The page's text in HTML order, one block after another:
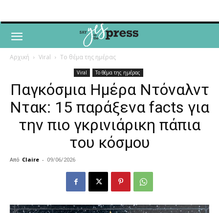
Αρχική Viral Το θέμα της ημέρας
Viral Το θέμα της ημέρας
Παγκόσμια Ημέρα Ντόναλντ
Ντακ: 15 παράξενα facts για
την πιο γκρινιάρικη πάπια
του κόσμου
Από Claire - 09/06/2026